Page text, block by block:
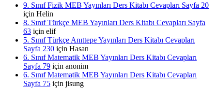
9. Sınıf Fizik MEB Yayınları Ders Kitabı Cevapları Sayfa 20
için Helin
8. Sınıf Türkçe MEB Yayınları Ders Kitabı Cevapları Sayfa
63 için elif
5. Sınıf Türkçe Anıttepe Yayınları Ders Kitabı Cevapları
Sayfa 230 için Hasan
6. Sınıf Matematik MEB Yayınları Ders Kitabı Cevapları
Sayfa 79 için anonim
6. Sınıf Matematik MEB Yayınları Ders Kitabı Cevapları
Sayfa 75 için jisung